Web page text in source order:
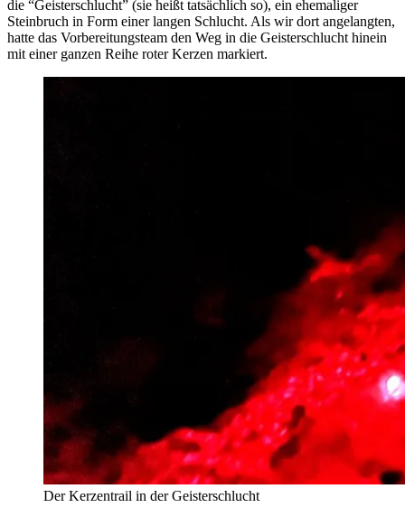
die “Geisterschlucht” (sie heißt tatsächlich so), ein ehemaliger
Steinbruch in Form einer langen Schlucht. Als wir dort angelangten,
hatte das Vorbereitungsteam den Weg in die Geisterschlucht hinein
mit einer ganzen Reihe roter Kerzen markiert.
Der Kerzentrail in der Geisterschlucht